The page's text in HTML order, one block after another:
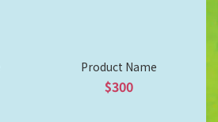
Product Name
$300